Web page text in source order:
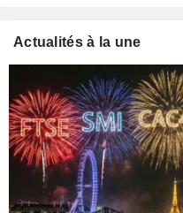
Actualités à la une